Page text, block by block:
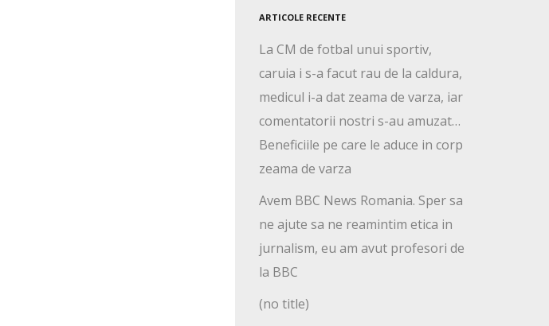
ARTICOLE RECENTE
La CM de fotbal unui sportiv,
caruia i s-a facut rau de la caldura,
medicul i-a dat zeama de varza, iar
comentatorii nostri s-au amuzat…
Beneficiile pe care le aduce in corp
zeama de varza
Avem BBC News Romania. Sper sa
ne ajute sa ne reamintim etica in
jurnalism, eu am avut profesori de
la BBC
(no title)